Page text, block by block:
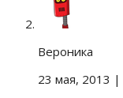
Вероника
23 мая, 2013 |